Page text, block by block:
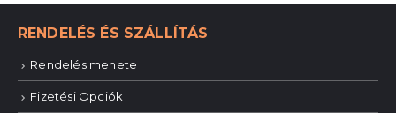
RENDELÉS ÉS SZÁLLÍTÁS
Rendelés menete
Fizetési Opciók